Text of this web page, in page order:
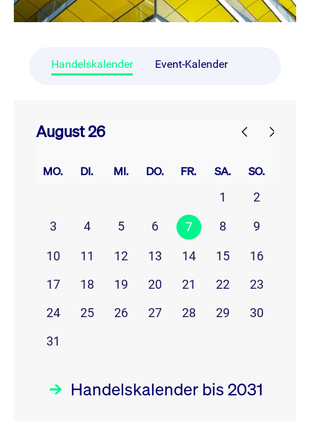
Handelskalender Event-Kalender
August 26
MO. DI. MI. DO. FR. SA. SO.
1
2
3
4 5 6 7 8 9
10 11 12 13 14 15
16
17
18 19 20 21 22
23
24
25 26 27 28 29
30
31
Handelskalender bis 2031